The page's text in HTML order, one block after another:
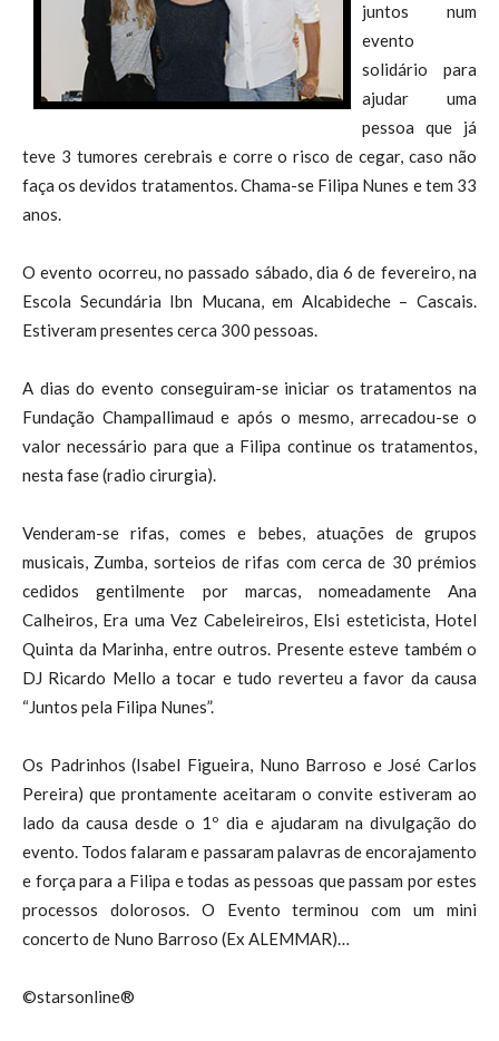
juntos num
evento
solidário para
ajudar uma
pessoa que já
teve 3 tumores cerebrais e corre o risco de cegar, caso não
faça os devidos tratamentos. Chama-se Filipa Nunes e tem 33
anos.
O evento ocorreu, no passado sábado, dia 6 de fevereiro, na
Escola Secundária Ibn Mucana, em Alcabideche – Cascais.
Estiveram presentes cerca 300 pessoas.
A dias do evento conseguiram-se iniciar os tratamentos na
Fundação Champallimaud e após o mesmo, arrecadou-se o
valor necessário para que a Filipa continue os tratamentos,
nesta fase (radio cirurgia).
Venderam-se rifas, comes e bebes, atuações de grupos
musicais, Zumba, sorteios de rifas com cerca de 30 prémios
cedidos gentilmente por marcas, nomeadamente Ana
Calheiros, Era uma Vez Cabeleireiros, Elsi esteticista, Hotel
Quinta da Marinha, entre outros. Presente esteve também o
DJ Ricardo Mello a tocar e tudo reverteu a favor da causa
“Juntos pela Filipa Nunes”.
Os Padrinhos (Isabel Figueira, Nuno Barroso e José Carlos
Pereira) que prontamente aceitaram o convite estiveram ao
lado da causa desde o 1º dia e ajudaram na divulgação do
evento. Todos falaram e passaram palavras de encorajamento
e força para a Filipa e todas as pessoas que passam por estes
processos dolorosos. O Evento terminou com um mini
concerto de Nuno Barroso (Ex ALEMMAR)…
©starsonline®